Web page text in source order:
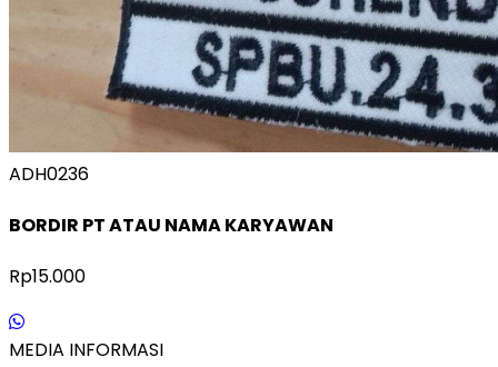
ADH0236
BORDIR PT ATAU NAMA KARYAWAN
Rp15.000
MEDIA INFORMASI